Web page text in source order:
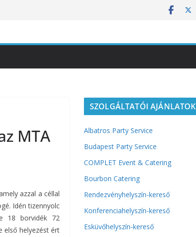
MTA
azzal a céllal
Idén tizennyolc
18 borvidék 72
első helyezést ért
SZOLGÁLTATÓI AJÁNLATOK
Albatros Party Service
Budapest Party Service
COMPLET Event & Catering
Bourbon Catering
Rendezvényhelyszín-kereső
Konferenciahelyszín-kereső
Esküvőhelyszín-kereső